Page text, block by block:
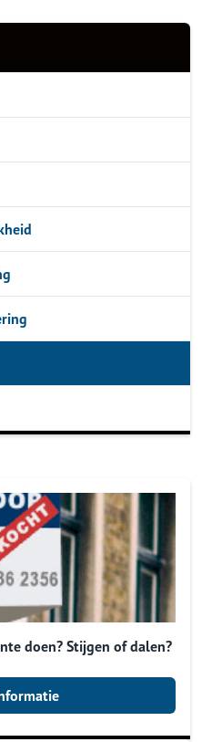
doen? Stijgen of dalen?